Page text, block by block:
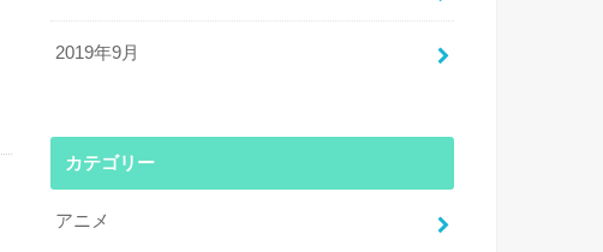
2019年9月
カテゴリー
アニメ